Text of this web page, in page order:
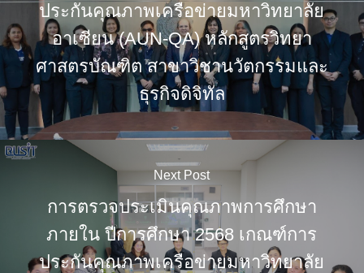
ประกันคุณภาพเครือข่ายมหาวิทยาลัย
อาเซียน (AUN-QA) หลักสูตรวิทยา
ศาสตรบัณฑิต สาขาวิชานวัตกรรมและ
ธุรกิจดิจิทัล
Next Post
การตรวจประเมินคุณภาพการศึกษา
ภายใน ปีการศึกษา 2568 เกณฑ์การ
ประกันคุณภาพเครือข่ายมหาวิทยาลัย